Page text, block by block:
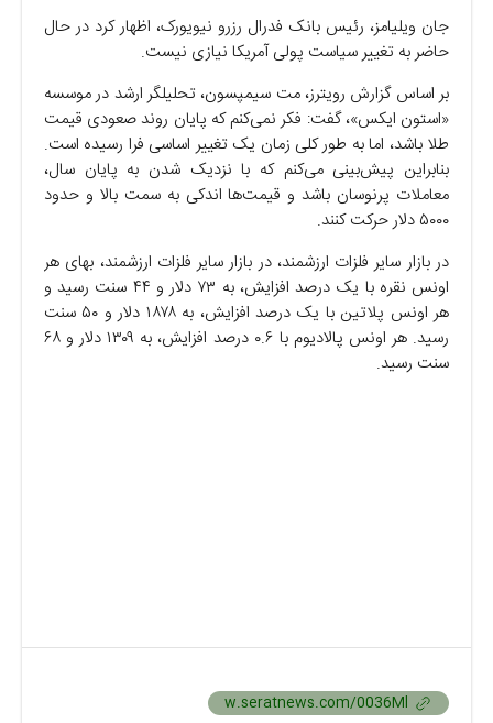
جان ویلیامز، رئیس بانک فدرال رزرو نیویورک، اظهار کرد در حال
حاضر به تغییر سیاست پولی آمریکا نیازی نیست.
بر اساس گزارش رویترز، مت سیمپسون، تحلیلگر ارشد در موسسه
«استون ایکس»، گفت: فکر نمی‌کنم که پایان روند صعودی قیمت
طلا باشد، اما به طور کلی زمان یک تغییر اساسی فرا رسیده است.
بنابراین پیش‌بینی می‌کنم که با نزدیک شدن به پایان سال،
معاملات پرنوسان باشد و قیمت‌ها اندکی به سمت بالا و حدود
۵۰۰۰ دلار حرکت کنند.
در بازار سایر فلزات ارزشمند، در بازار سایر فلزات ارزشمند، بهای هر
اونس نقره با یک درصد افزایش، به ۷۳ دلار و ۴۴ سنت رسید و
هر اونس پلاتین با یک درصد افزایش، به ۱۸۷۸ دلار و ۵۰ سنت
رسید. هر اونس پالادیوم با ۰.۶ درصد افزایش، به ۱۳۰۹ دلار و ۶۸
سنت رسید.